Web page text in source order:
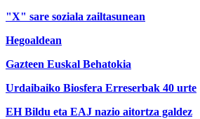
"X" sare soziala zailtasunean
Hegoaldean
Gazteen Euskal Behatokia
Urdaibaiko Biosfera Erreserbak 40 urte
EH Bildu eta EAJ nazio aitortza galdez